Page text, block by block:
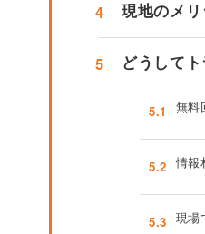
4 現地のメリ
5 どうして
5.1 無料
5.2 情報
5.3 現場